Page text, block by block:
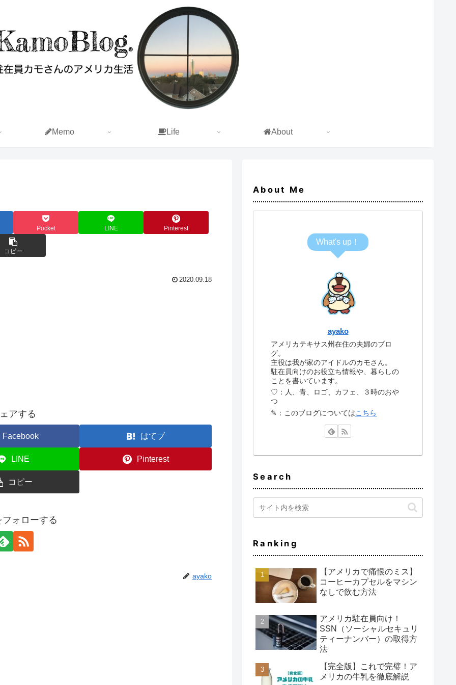
Memo Life About
Pocket LINE Pinterest
コピー
2020.09.18
アする
Facebook はてブ
LINE Pinterest
コピー
ォローする
ayako
About Me
What's up！
ayako
アメリカテキサス州在住の夫婦のブロ
グ。
主役は我が家のアイドルのカモさん。
駐在員向けのお役立ち情報や、暮らしの
ことを書いています。
♡：人、青、ロゴ、カフェ、３時のおや
つ
✎：このブログについてはこちら
Search
Ranking
【アメリカで痛恨のミス】
コーヒーカプセルをマシン
なしで飲む方法
アメリカ駐在員向け！
SSN（ソーシャルセキュリ
ティーナンバー）の取得方
法
【完全版】これで完璧！ア
メリカの牛乳を徹底解説